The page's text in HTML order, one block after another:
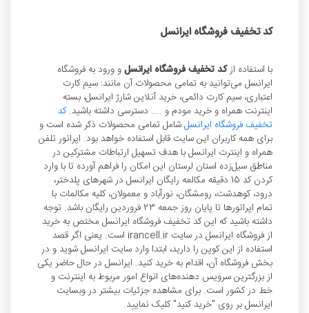
کد تخفیف فروشگاه ایرانسل
با استفاده ازکد تخفیف فروشگاه ایرانسلو ورود به فروشگاه
ایرانسل می‌توانید به تمامی محصولات آن مانند: سیم کارت
اعتباری، سیم کارت دائمی، خرید آنلاین شارژ ایرانسل، بسته
اینترنت همراه و خرید مودم و .... دسترسی داشته باشید.کد
تخفیف فروشگاه ایرانسلشامل تمامی محصولات ذکر شده است و
برای همه کاربران این سایت قابل استفاده خواهد بود. اپراتور تلفن
همراه و اینترت ایرانسل با هدف تسهیل ارتباطات مشترکین در
مناطق سیل‌زده استان لرستان این امکان را فراهم آورده تا با وارد
کردن کد 15 دقیقه مکالمه رایگان ایرانسل در شهرهای پلدختر،
درود، کوهدشت، رومشگان، نورآباد و معمولان، کلیه مکالمات با
تمام اپراتورها تا پایان روز جمعه 23 فروردین رایگان باشد. توجه
داشته باشید که این کد تخفیف فروشگاه ایرانسل مختص به خرید
از فروشگاه ایرانسل در سایت irancell.ir است. یعنی اگر قصد
استفاده از این کوپن را دارید، ابتدا وارد سایت ایرانسل شوید و در
بخش فروشگاه آن، اقدام به خرید کنید. ایرانسل در حال حاضر یکی
از بزرگترین سرویس دهنده‌های انواع امور مربوط به اینترنت و
خط در کشور است. برای مشاهده جزئیات بیشتر در وبسایت
ایرانسل بر روی "خرید کنید" کلیک نمایید.